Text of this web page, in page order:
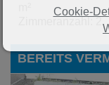
Cookie-